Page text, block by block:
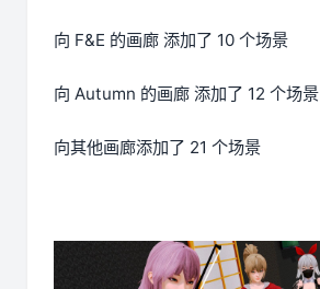
向 F&E 的画廊 添加了 10 个场景
向 Autumn 的画廊 添加了 12 个场景
向其他画廊添加了 21 个场景